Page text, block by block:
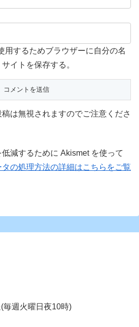
用するためブラウザーに自分の名
イトを保存する。
は無視されますのでご注意くださ
減するために Akismet を使って
タの処理方法の詳細はこちらをご覧
毎週火曜日夜10時)